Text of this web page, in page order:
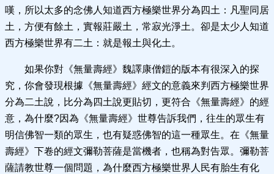
嘆，所以太多的念佛人知道西方極樂世界分為四土：凡聖同居
土，方便有餘土，實報莊嚴土，常寂光淨土。卻是太少人知道
西方極樂世界有二土：就是報土與化土。
如果你對《無量壽經》魏譯康僧鎧的版本有很深入的探
究，你會發現根據《無量壽經》經文的意義來判西方極樂世界
分為二土說，比分為四土說更貼切，更符合《無量壽經》的經
意，為什麼?因為《無量壽經》世尊告訴我們，往生的眾生有
明信佛智一類的眾生，也有疑惑佛智的這一種眾生。在《無量
壽經》下卷的經文彌勒菩薩是當機者，也稱為對告眾。彌勒菩
薩請教世尊一個問題，為什麼西方極樂世界人民有胎生有化